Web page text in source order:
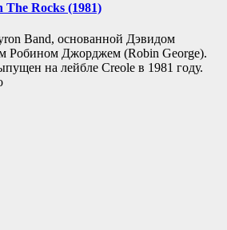
Rocks (1981)
Band, основанной Дэвидом
Робином Джорджем (Robin George).
на лейбле Creole в 1981 году.